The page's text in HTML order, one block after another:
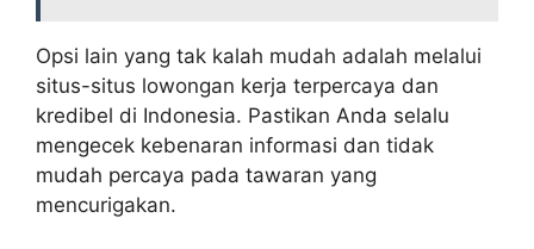
Opsi lain yang tak kalah mudah adalah melalui
situs-situs lowongan kerja terpercaya dan
kredibel di Indonesia. Pastikan Anda selalu
mengecek kebenaran informasi dan tidak
mudah percaya pada tawaran yang
mencurigakan.